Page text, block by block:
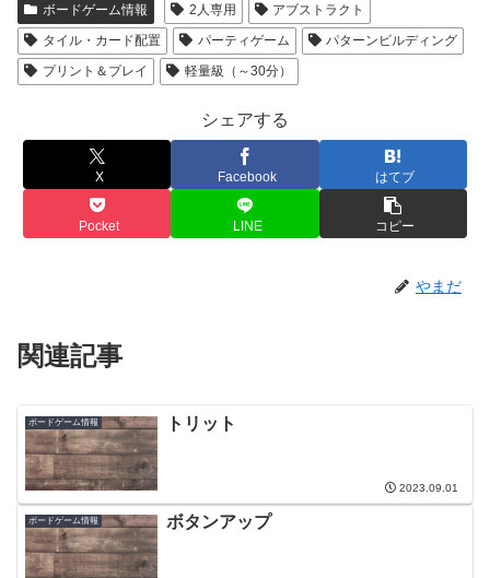
ボードゲーム情報 2人専用
アブストラクト
タイル・カード配置
パーティゲーム
パターンビルディング
プリント＆プレイ
軽量級（～30分）
シェアする
X Facebook はてブ
Pocket LINE コピー
やまだ
関連記事
ボードゲーム情報 トリット
2023.09.01
ボードゲーム情報 ボタンアップ